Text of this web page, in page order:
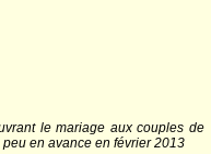
le mariage aux couples de
en avance en février 2013